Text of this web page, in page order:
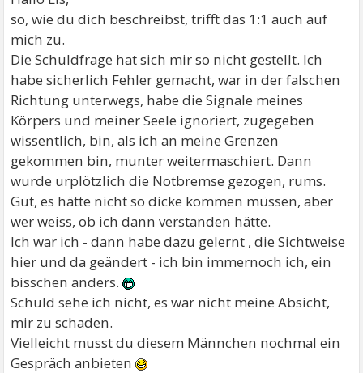
so, wie du dich beschreibst, trifft das 1:1 auch auf
mich zu.
Die Schuldfrage hat sich mir so nicht gestellt. Ich
habe sicherlich Fehler gemacht, war in der falschen
Richtung unterwegs, habe die Signale meines
Körpers und meiner Seele ignoriert, zugegeben
wissentlich, bin, als ich an meine Grenzen
gekommen bin, munter weitermaschiert. Dann
wurde urplötzlich die Notbremse gezogen, rums.
Gut, es hätte nicht so dicke kommen müssen, aber
wer weiss, ob ich dann verstanden hätte.
Ich war ich - dann habe dazu gelernt , die Sichtweise
hier und da geändert - ich bin immernoch ich, ein
bisschen anders.
Schuld sehe ich nicht, es war nicht meine Absicht,
mir zu schaden.
Vielleicht musst du diesem Männchen nochmal ein
Gespräch anbieten